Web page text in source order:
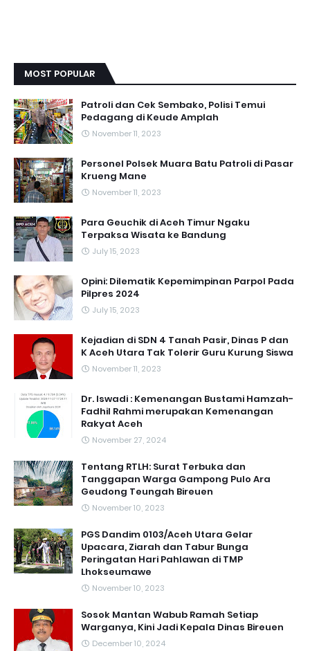
MOST POPULAR
Patroli dan Cek Sembako, Polisi Temui
Pedagang di Keude Amplah
November 11, 2023
Personel Polsek Muara Batu Patroli di Pasar
Krueng Mane
November 11, 2023
Para Geuchik di Aceh Timur Ngaku
Terpaksa Wisata ke Bandung
July 15, 2023
Opini: Dilematik Kepemimpinan Parpol Pada
Pilpres 2024
July 15, 2023
Kejadian di SDN 4 Tanah Pasir, Dinas P dan
K Aceh Utara Tak Tolerir Guru Kurung Siswa
November 11, 2023
Dr. Iswadi : Kemenangan Bustami Hamzah-
Fadhil Rahmi merupakan Kemenangan
Rakyat Aceh
November 27, 2024
Tentang RTLH: Surat Terbuka dan
Tanggapan Warga Gampong Pulo Ara
Geudong Teungah Bireuen
November 10, 2023
PGS Dandim 0103/Aceh Utara Gelar
Upacara, Ziarah dan Tabur Bunga
Peringatan Hari Pahlawan di TMP
Lhokseumawe
November 10, 2023
Sosok Mantan Wabub Ramah Setiap
Warganya, Kini Jadi Kepala Dinas Bireuen
December 10, 2024